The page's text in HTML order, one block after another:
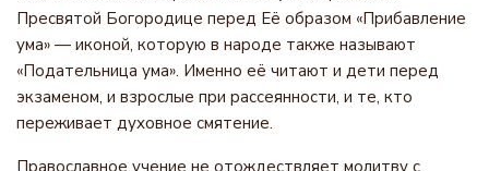
Пресвятой Богородице перед Её образом «Прибавление
ума» — иконой, которую в народе также называют
«Подательница ума». Именно её читают и дети перед
экзаменом, и взрослые при рассеянности, и те, кто
переживает духовное смятение.
Православное учение не отождествляет молитву с